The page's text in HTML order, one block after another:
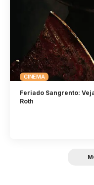
CINEMA
Feriado Sangrento:
Roth